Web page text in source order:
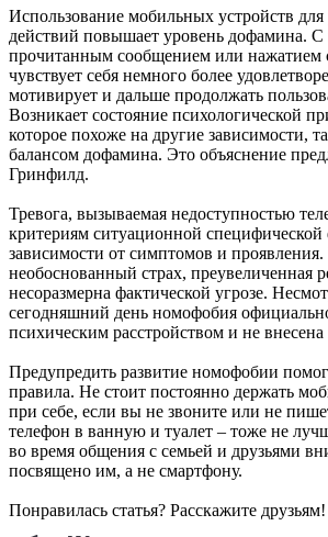
Использование мобильных устройств
действий повышает уровень дофамина.
прочитанным сообщением или нажатием
чувствует себя немного более
мотивирует и дальше продолжать
Возникает состояние психологической
которое похоже на другие зависимости,
балансом дофамина. Это объяснение
Гринфилд.
Тревога, вызываемая недоступностью
критериям ситуационной
зависимости от симптомов и проявления.
необоснованный страх, преувеличенная
несоразмерна фактической угрозе.
сегодняшний день номофобия
психическим расстройством и не
Предупредить развитие номофобии
правила. Не стоит постоянно держать
при себе, если вы не звоните или не
телефон в ванную и туалет – тоже не
во время общения с семьей и друзьями
посвящено им, а не смартфону.
Понравилась статья? Расскажите друзьям!